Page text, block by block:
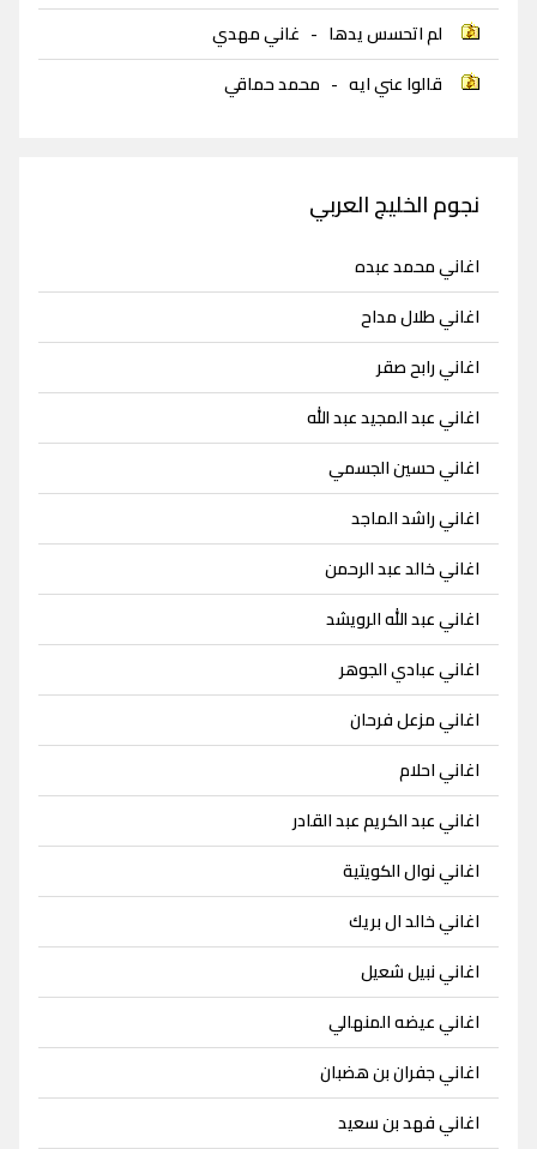
لم اتحسس يدها - غاني مهدي
قالوا عني ايه - محمد حماقي
نجوم الخليج العربي
اغاني محمد عبده
اغاني طلال مداح
اغاني رابح صقر
اغاني عبد المجيد عبد الله
اغاني حسين الجسمي
اغاني راشد الماجد
اغاني خالد عبد الرحمن
اغاني عبد الله الرويشد
اغاني عبادي الجوهر
اغاني مزعل فرحان
اغاني احلام
اغاني عبد الكريم عبد القادر
اغاني نوال الكويتية
اغاني خالد ال بريك
اغاني نبيل شعيل
اغاني عيضه المنهالي
اغاني جفران بن هضبان
اغاني فهد بن سعيد